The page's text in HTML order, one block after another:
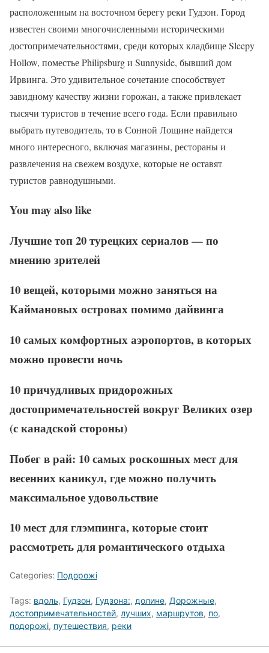
расположенным на восточном берегу реки Гудзон. Город
известен своими многочисленными историческими
достопримечательностями, среди которых кладбище Sleepy
Hollow, поместье Philipsburg и Sunnyside, бывший дом
Ирвинга. Это удивительное сочетание способствует
завидному качеству жизни горожан, а также привлекает
тысячи туристов в течение всего года. Если правильно
выбрать путеводитель, то в Сонной Лощине найдется
много интересного, включая магазины, рестораны и
развлечения на свежем воздухе, которые не оставят
туристов равнодушными.
You may also like
Лучшие топ 20 турецких сериалов — по
мнению зрителей
10 вещей, которыми можно заняться на
Каймановых островах помимо дайвинга
10 самых комфортных аэропортов, в которых
можно провести ночь
10 причудливых придорожных
достопримечательностей вокруг Великих озер
(с канадской стороны)
Побег в рай: 10 самых роскошных мест для
весенних каникул, где можно получить
максимальное удовольствие
10 мест для глэмпинга, которые стоит
рассмотреть для романтического отдыха
Categories: Подорожі
Tags: вдоль, Гудзон, Гудзона:, долине, Дорожные,
достопримечательностей, лучших, маршрутов, по,
подорожі, путешествия, реки